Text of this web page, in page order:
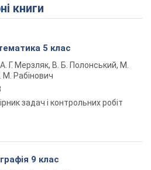
книги
5 клас
А. Г. Мерзляк, В. Б. Полонський, М.
М. Рабінович
задач і контрольних робіт
9 клас